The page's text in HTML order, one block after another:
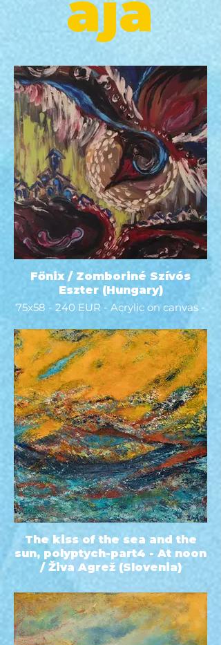
Főnix / Zomboriné Szívós
Eszter (Hungary)
75x58 - 240 EUR - Acrylic on canvas -
2022 - Weöres Sándor azt mondja:
"Van olyan pillanat,mely kilóg az
időből!"- Örök pillanat című versében.
Az öröklét aminek "... jövője nincs és
múltja sincs..."
The kiss of the sea and the
sun, polyptych-part4 - At noon
/ Živa Agrež (Slovenia)